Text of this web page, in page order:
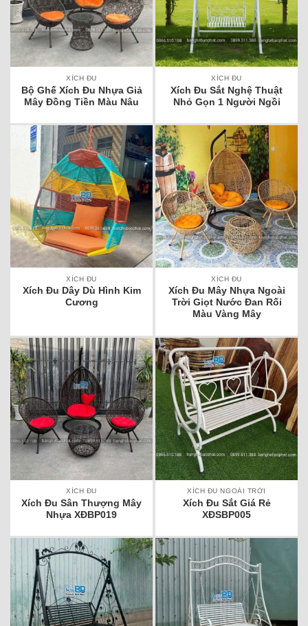
XÍCH ĐU
Bộ Ghế Xích Đu Nhựa Giả
Mây Đồng Tiền Màu Nâu
XÍCH ĐU
Xích Đu Sắt Nghệ Thuật
Nhỏ Gọn 1 Người Ngồi
XÍCH ĐU
Xích Đu Dây Dù Hình Kim
Cương
XÍCH ĐU
Xích Đu Mây Nhựa Ngoài
Trời Giọt Nước Đan Rối
Màu Vàng Mây
XÍCH ĐU
Xích Đu Sân Thượng Mây
Nhựa XĐBP019
XÍCH ĐU NGOÀI TRỜI
Xích Đu Sắt Giá Rẻ
XĐSBP005